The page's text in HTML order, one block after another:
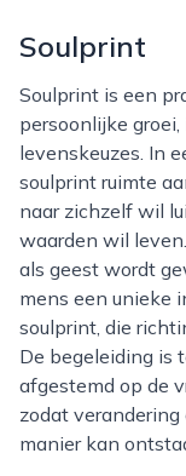
Soulprint
Soulprint is een praktijk in nijmegen die zich richt op
persoonlijke
levenskeuzes. In
soulprint ruimte
naar zichzelf wil
waarden wil
als geest wordt
mens een unieke
soulprint, die
De begeleiding is
afgestemd op de
zodat verandering
manier kan